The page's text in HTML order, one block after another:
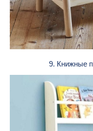
9. Книжные